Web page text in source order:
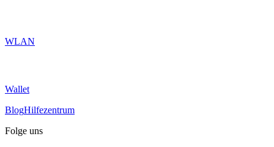
WLAN
Wallet
BlogHilfezentrum
Folge uns